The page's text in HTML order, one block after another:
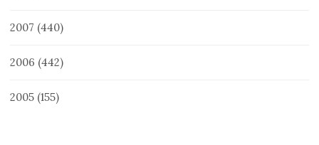
2007 (440)
2006 (442)
2005 (155)